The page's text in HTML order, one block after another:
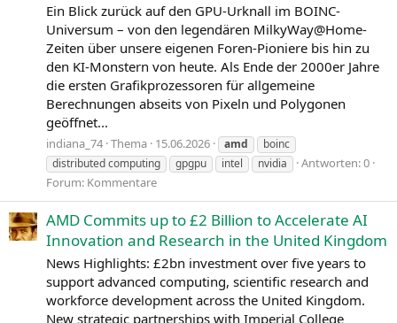
Ein Blick zurück auf den GPU-Urknall im BOINC-
Universum – von den legendären MilkyWay@Home-
Zeiten über unsere eigenen Foren-Pioniere bis hin zu
den KI-Monstern von heute. Als Ende der 2000er Jahre
die ersten Grafikprozessoren für allgemeine
Berechnungen abseits von Pixeln und Polygonen
geöffnet...
indiana_74 Thema 15.06.2026 amd
boinc
distributed computing
gpgpu intel nvidia
Antworten: 0
Forum: Kommentare
AMD Commits up to £2 Billion to Accelerate AI
Innovation and Research in the United Kingdom
News Highlights: £2bn investment over five years to
support advanced computing, scientific research and
workforce development across the United Kingdom.
New strategic partnerships with Imperial College